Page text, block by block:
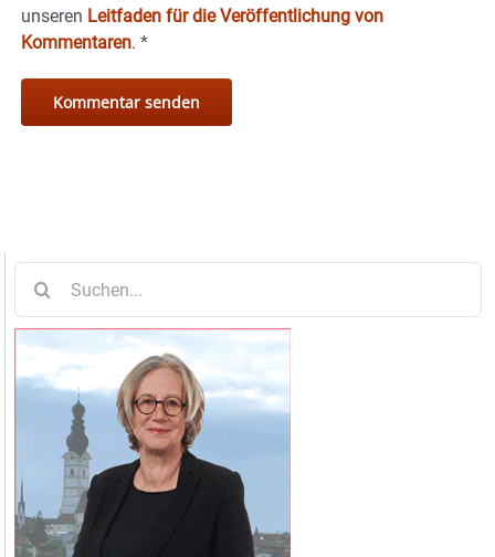
unseren Leitfaden für die Veröffentlichung von
Kommentaren. *
nach: